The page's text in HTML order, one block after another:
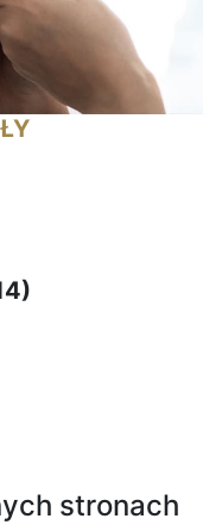
stronach